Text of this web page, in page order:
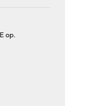
op.